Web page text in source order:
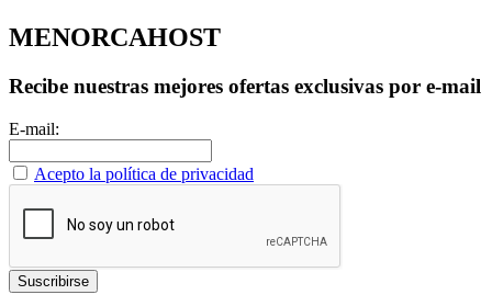
MENORCAHOST
Recibe nuestras mejores ofertas exclusivas por e-mail
E-mail:
Acepto la política de privacidad